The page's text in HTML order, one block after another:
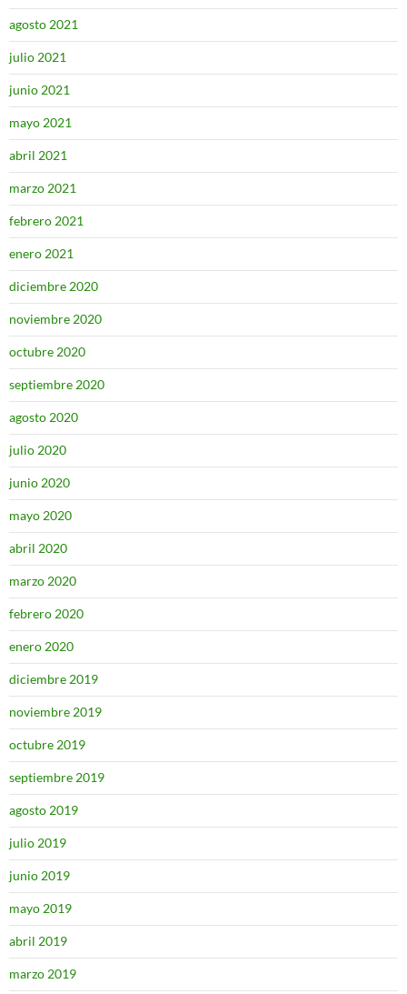
agosto 2021
julio 2021
junio 2021
mayo 2021
abril 2021
marzo 2021
febrero 2021
enero 2021
diciembre 2020
noviembre 2020
octubre 2020
septiembre 2020
agosto 2020
julio 2020
junio 2020
mayo 2020
abril 2020
marzo 2020
febrero 2020
enero 2020
diciembre 2019
noviembre 2019
octubre 2019
septiembre 2019
agosto 2019
julio 2019
junio 2019
mayo 2019
abril 2019
marzo 2019